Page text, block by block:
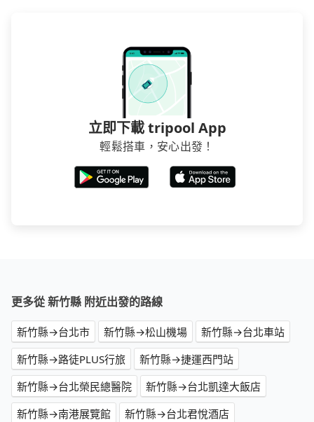
立即下載 tripool App
輕鬆搭車，安心出發！
更多從 新竹縣 附近出發的路線
新竹縣→台北市 新竹縣→松山機場
新竹縣→台北車站
新竹縣→路徒PLUS行旅
新竹縣→捷運西門站
新竹縣→台北榮民總醫院
新竹縣→台北凱達大飯店
新竹縣→南港展覽館
新竹縣→台北君悅酒店